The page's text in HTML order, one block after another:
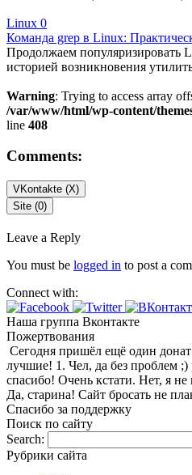
Linux 0
Команда grep в Linux:
Продолжаем популяризировать
историей возникновения
Warning: Trying to access array
/var/www/html/wp-content/
line 408
Comments:
VKontakte (X)
Site (0)
Leave a Reply
You must be logged in to post a
Connect with:
Наша группа Вконтакте
Пожертвования
Сегодня пришёл ещё один
лучшие! 1. Чел, да без проблем
спасибо! Очень кстати. Нет, я
Да, старина! Сайт бросать не
Спасибо за поддержку
Поиск по сайту
Search:
Рубрики сайта